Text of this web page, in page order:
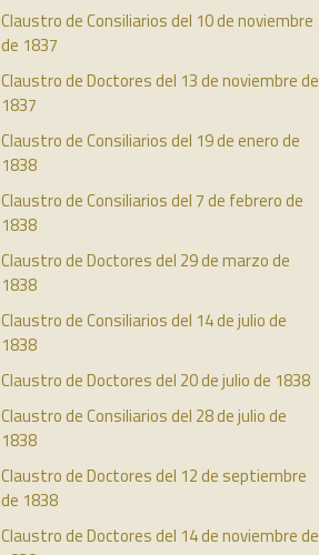
Claustro de Consiliarios del 10 de noviembre
de 1837
Claustro de Doctores del 13 de noviembre de
1837
Claustro de Consiliarios del 19 de enero de
1838
Claustro de Consiliarios del 7 de febrero de
1838
Claustro de Doctores del 29 de marzo de
1838
Claustro de Consiliarios del 14 de julio de
1838
Claustro de Doctores del 20 de julio de 1838
Claustro de Consiliarios del 28 de julio de
1838
Claustro de Doctores del 12 de septiembre
de 1838
Claustro de Doctores del 14 de noviembre de